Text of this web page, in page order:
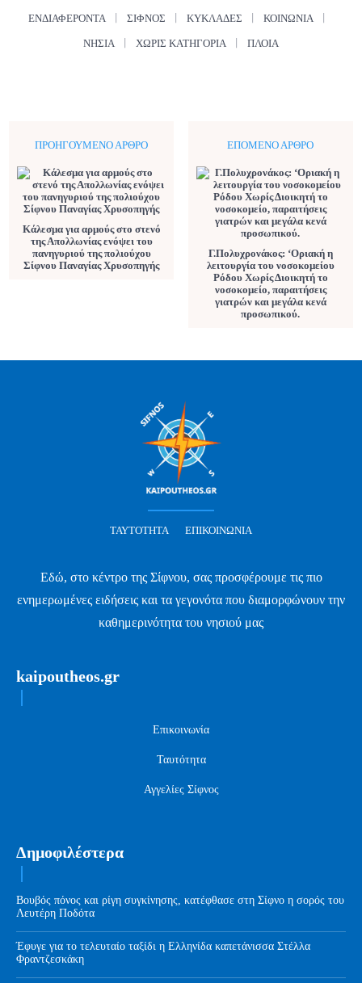
ΕΝΔΙΑΦΈΡΟΝΤΑ ΣΊΦΝΟΣ ΚΥΚΛΆΔΕΣ ΚΟΙΝΩΝΊΑ
ΝΗΣΙΆ ΧΩΡΊΣ ΚΑΤΗΓΟΡΊΑ ΠΛΟΊΑ
ΠΡΟΗΓΟΎΜΕΝΟ ΆΡΘΡΟ
Κάλεσμα για αρμούς στο στενό
της Απολλωνίας ενόψει του
πανηγυριού της πολιούχου
Σίφνου Παναγίας Χρυσοπηγής
ΕΠΌΜΕΝΟ ΆΡΘΡΟ
Γ.Πολυχρονάκος: ‘Οριακή η
λειτουργία του νοσοκομείου
Ρόδου Χωρίς Διοικητή το
νοσοκομείο, παραιτήσεις
γιατρών και μεγάλα κενά
προσωπικού.
ΤΑΥΤΌΤΗΤΑ ΕΠΙΚΟΙΝΩΝΊΑ
Εδώ, στο κέντρο της Σίφνου, σας προσφέρουμε τις πιο
ενημερωμένες ειδήσεις και τα γεγονότα που διαμορφώνουν την
καθημερινότητα του νησιού μας
kaipoutheos.gr
Επικοινωνία
Ταυτότητα
Αγγελίες Σίφνος
Δημοφιλέστερα
Βουβός πόνος και ρίγη συγκίνησης, κατέφθασε στη Σίφνο η σορός του
Λευτέρη Ποδότα
Έφυγε για το τελευταίο ταξίδι η Ελληνίδα καπετάνισσα Στέλλα
Φραντζεσκάκη